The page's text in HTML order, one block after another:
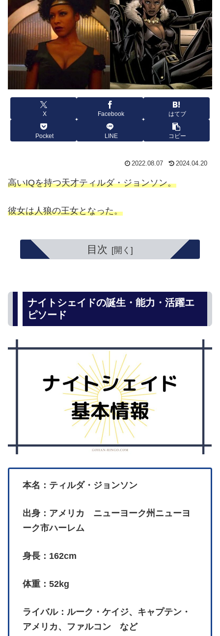
X Facebook はてブ
Pocket LINE コピー
2022.08.07 2024.04.20
高いIQを持つ天才ティルダ・ジョンソン。
彼女は人狼の王女となった。
目次
ナイトシェイドの誕生・能力・活躍エ
ピソード
本名：ティルダ・ジョンソン
出身：アメリカ ニューヨーク州ニューヨ
ーク市ハーレム
身長：162cm
体重：52kg
ライバル：ルーク・ケイジ、キャプテン・
アメリカ、ファルコン など